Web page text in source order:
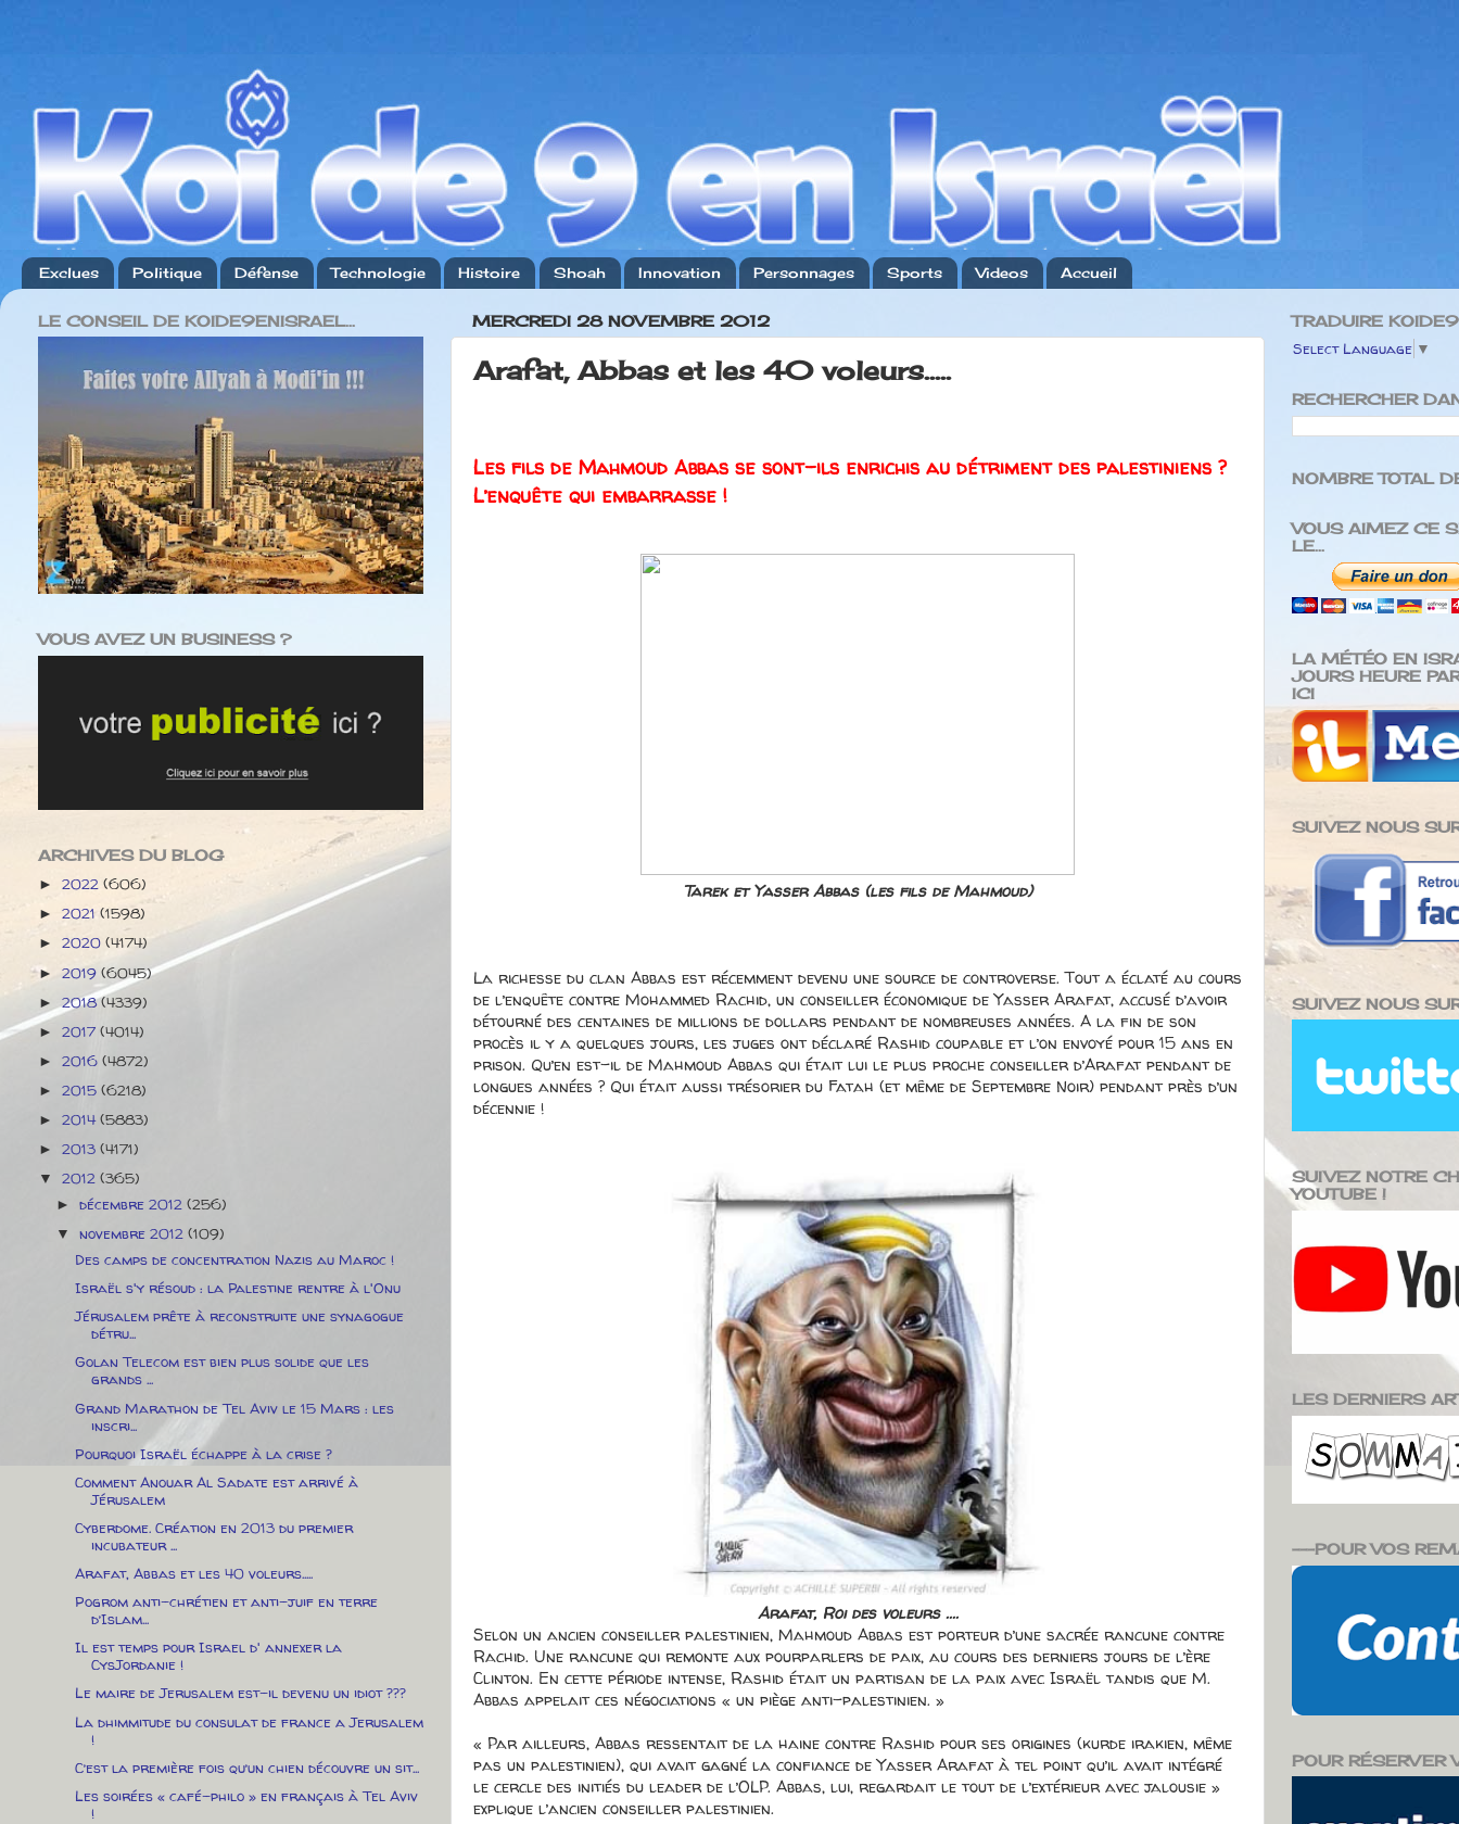
Exclues Politique Défense Technologie Histoire Shoah Innovation Personnages Sports Videos Accueil
MERCREDI 28 NOVEMBRE 2012
Arafat, Abbas et les 40 voleurs.....
Les fils de Mahmoud Abbas se sont-ils enrichis au détriment des palestiniens ?
L’enquête qui embarrasse !
Tarek et Yasser Abbas (les fils de Mahmoud)
La richesse du clan Abbas est récemment devenu une source de controverse. Tout a éclaté au cours
de l’enquête contre Mohammed Rachid, un conseiller économique de Yasser Arafat, accusé d’avoir
détourné des centaines de millions de dollars pendant de nombreuses années. A la fin de son
procès il y a quelques jours, les juges ont déclaré Rashid coupable et l’on envoyé pour 15 ans en
prison. Qu’en est-il de Mahmoud Abbas qui était lui le plus proche conseiller d’Arafat pendant de
longues années ? Qui était aussi trésorier du Fatah (et même de Septembre Noir) pendant près d’un
décennie !
Arafat, Roi des voleurs ....
Selon un ancien conseiller palestinien, Mahmoud Abbas est porteur d’une sacrée rancune contre
Rachid. Une rancune qui remonte aux pourparlers de paix, au cours des derniers jours de l’ère
Clinton. En cette période intense, Rashid était un partisan de la paix avec Israël tandis que M.
Abbas appelait ces négociations « un piège anti-palestinien. »
« Par ailleurs, Abbas ressentait de la haine contre Rashid pour ses origines (kurde irakien, même
pas un palestinien), qui avait gagné la confiance de Yasser Arafat à tel point qu’il avait intégré
le cercle des initiés du leader de l’OLP. Abbas, lui, regardait le tout de l’extérieur avec jalousie »
explique l’ancien conseiller palestinien.
LE CONSEIL DE KOIDE9ENISRAEL...
VOUS AVEZ UN BUSINESS ?
ARCHIVES DU BLOG
► 2022 (606)
► 2021 (1598)
► 2020 (4174)
► 2019 (6045)
► 2018(4339)
► 2017 (4014)
► 2016 (4872)
► 2015 (6218)
► 2014(5883)
► 2013 (4171)
▼ 2012 (365)
►décembre 2012(256)
▼novembre 2012(109)
Des camps de concentration Nazis au Maroc !
Israël s'y résoud : la Palestine rentre à l'Onu
Jérusalem prête à reconstruite une synagogue
détru...
Golan Telecom est bien plus solide que les
grands ...
Grand Marathon de Tel Aviv le 15 Mars : les
inscri...
Pourquoi Israël échappe à la crise ?
Comment Anouar Al Sadate est arrivé à
Jérusalem
Cyberdome. Création en 2013 du premier
incubateur ...
Arafat, Abbas et les 40 voleurs.....
Pogrom anti-chrétien et anti-juif en terre
d’Islam...
Il est temps pour Israel d' annexer la
CysJordanie !
Le maire de Jerusalem est-il devenu un idiot ???
La dhimmitude du consulat de france a Jerusalem
!
C’est la première fois qu’un chien découvre un sit...
Les soirées « café-philo » en français à Tel Aviv
!
TRADUIRE
Select Language ▼
RECHERCHER
NOMBRE TOTAL
VOUS AIMEZ CE
LE...
LA MÉTÉO EN
JOURS HEURE
ICI
SUIVEZ NOUS
SUIVEZ NOUS
SUIVEZ NOTRE
YOUTUBE !
LES DERNIERS
---POUR VOS
POUR RÉSERVER